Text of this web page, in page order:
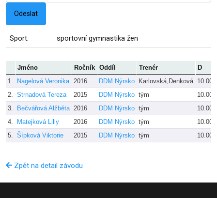
Sport: sportovní gymnastika žen
Jméno Ročník Oddíl Trenér
D
1.
Nagelová Veronika 2016 DDM Nýrsko Karlovská,Denková 10.000
2. Strnadová Tereza 2015 DDM Nýrsko tým
10.000
3.
Bečvářová Alžběta 2016 DDM Nýrsko tým
10.000
4.
Matejková Lilly 2016 DDM Nýrsko tým
10.000
5. Šípková Viktorie 2015 DDM Nýrsko tým 10.000
Zpět na detail závodu